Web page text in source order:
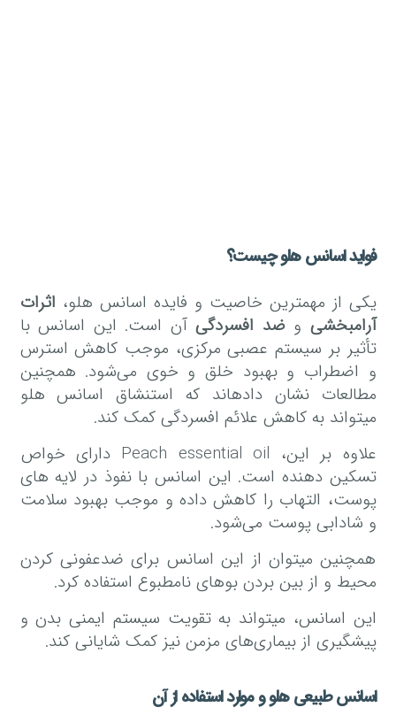
فواید اسانس هلو چیست؟
یکی از مهمترین خاصیت و فایده اسانس هلو، اثرات
آرامبخشی وضد افسردگی آن است. این اسانس با
تأثیر بر سیستم عصبی مرکزی، موجب کاهش استرس
و اضطراب و بهبود خلق و خوی می‌شود. همچنین
مطالعات نشان دادهاند که استنشاق اسانس هلو
میتواند به کاهش علائم افسردگی کمک کند.
علاوه بر این، Peach essential oil دارای خواص
تسکین دهنده است. این اسانس با نفوذ در لایه های
پوست، التهاب را کاهش داده و موجب بهبود سلامت
و شادابی پوست می‌شود.
همچنین میتوان از این اسانس برای ضدعفونی کردن
محیط و از بین بردن بوهای نامطبوع استفاده کرد.
این اسانس، میتواند به تقویت سیستم ایمنی بدن و
پیشگیری از بیماری‌های مزمن نیز کمک شایانی کند.
اسانس طبیعی هلو و موارد استفاده از آن